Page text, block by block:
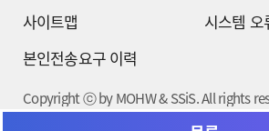
사이트맵
시스템 오
본인전송요구 이력
Copyright ⓒ by MOHW & SSiS. All rights